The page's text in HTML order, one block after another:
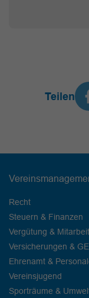
Teilen
Recht
Steuern & Finanzen
Vergütung & Mitarbeit
Versicherungen &
Ehrenamt &
Vereinsjugend
Sporträume &